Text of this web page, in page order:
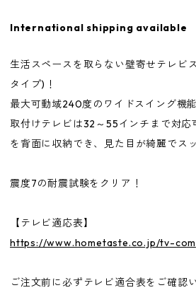
International shipping available
生活スペースを取らない壁寄せテレビ
タイプ)！
最大可動域240度のワイドスイング機
取付けテレビは32～55インチまで対応
を背面に収納でき、見た目が綺麗でス
震度7の耐震試験をクリア！
【テレビ適応表】
https://www.hometaste.co.jp/tv-
ご注文前に必ずテレビ適合表をご確認